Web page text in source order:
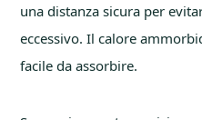
una distanza sicura per
eccessivo. Il calore
facile da assorbire.